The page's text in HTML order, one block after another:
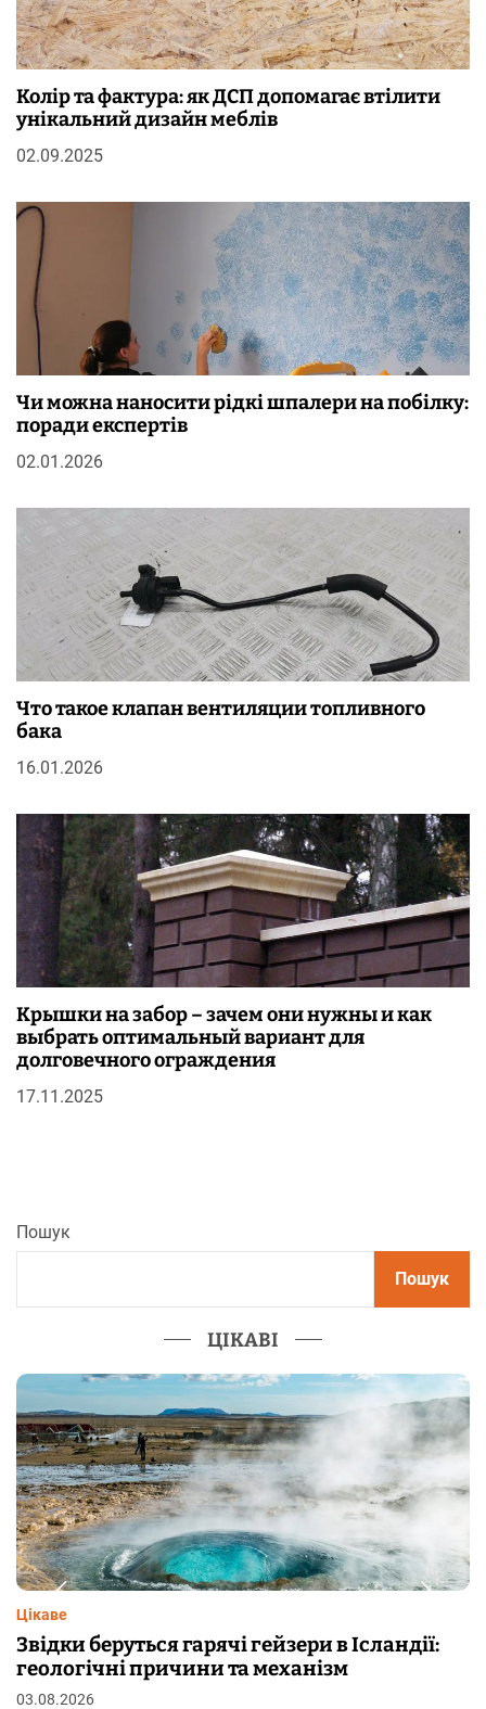
Колір та фактура: як ДСП допомагає втілити
унікальний дизайн меблів
02.09.2025
Чи можна наносити рідкі шпалери на побілку:
поради експертів
02.01.2026
Что такое клапан вентиляции топливного
бака
16.01.2026
Крышки на забор – зачем они нужны и как
выбрать оптимальный вариант для
долговечного ограждения
17.11.2025
Пошук
Пошук
ЦІКАВІ
Чому від переляку з’являються
шкірі: фізіологія пілоерекції
29.07.2026